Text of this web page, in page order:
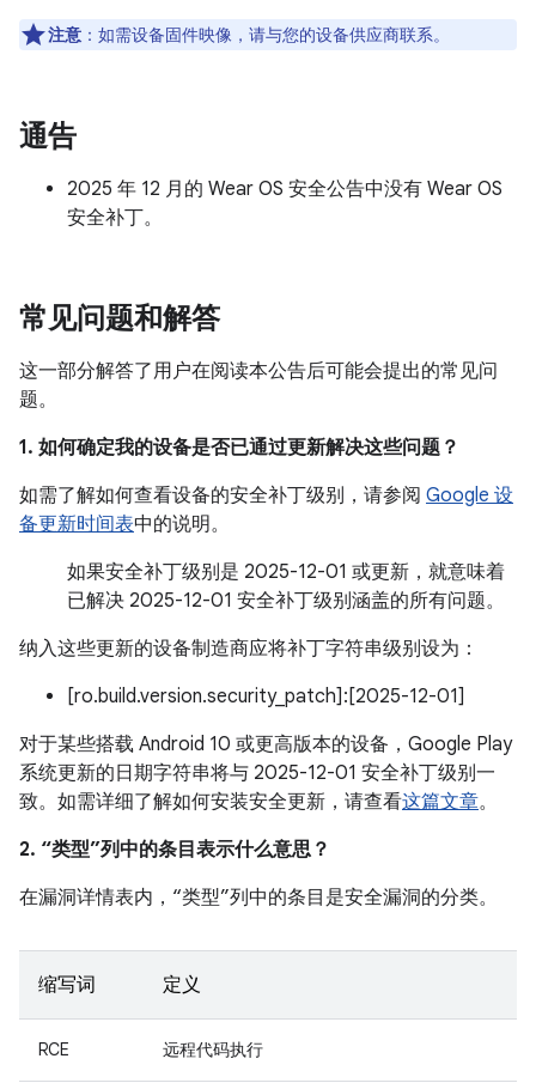
注意 ：如需设备固件映像，请与您的设备供应商联系。
通告
2025 年 12 月的 Wear OS 安全公告中没有 Wear OS
安全补丁。
常见问题和解答
这一部分解答了用户在阅读本公告后可能会提出的常见问
题。
1. 如何确定我的设备是否已通过更新解决这些问题？
如需了解如何查看设备的安全补丁级别，请参阅 Google 设
备更新时间表中的说明。
如果安全补丁级别是 2025-12-01 或更新，就意味着
已解决 2025-12-01 安全补丁级别涵盖的所有问题。
纳入这些更新的设备制造商应将补丁字符串级别设为：
[ro.build.version.security_patch]:[2025-12-01]
对于某些搭载 Android 10 或更高版本的设备，Google Play
系统更新的日期字符串将与 2025-12-01 安全补丁级别一
致。如需详细了解如何安装安全更新，请查看这篇文章。
2. “类型”列中的条目表示什么意思？
在漏洞详情表内，“类型”列中的条目是安全漏洞的分类。
缩写词 定义
RCE 远程代码执行